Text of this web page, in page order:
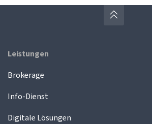
Leistungen
Brokerage
Info-Dienst
Digitale Lösungen